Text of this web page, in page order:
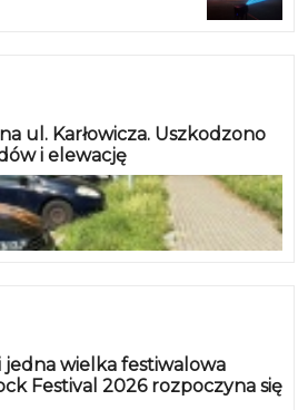
ul. Karłowicza. Uszkodzono
i elewację
jedna wielka festiwalowa
Festival 2026 rozpoczyna się